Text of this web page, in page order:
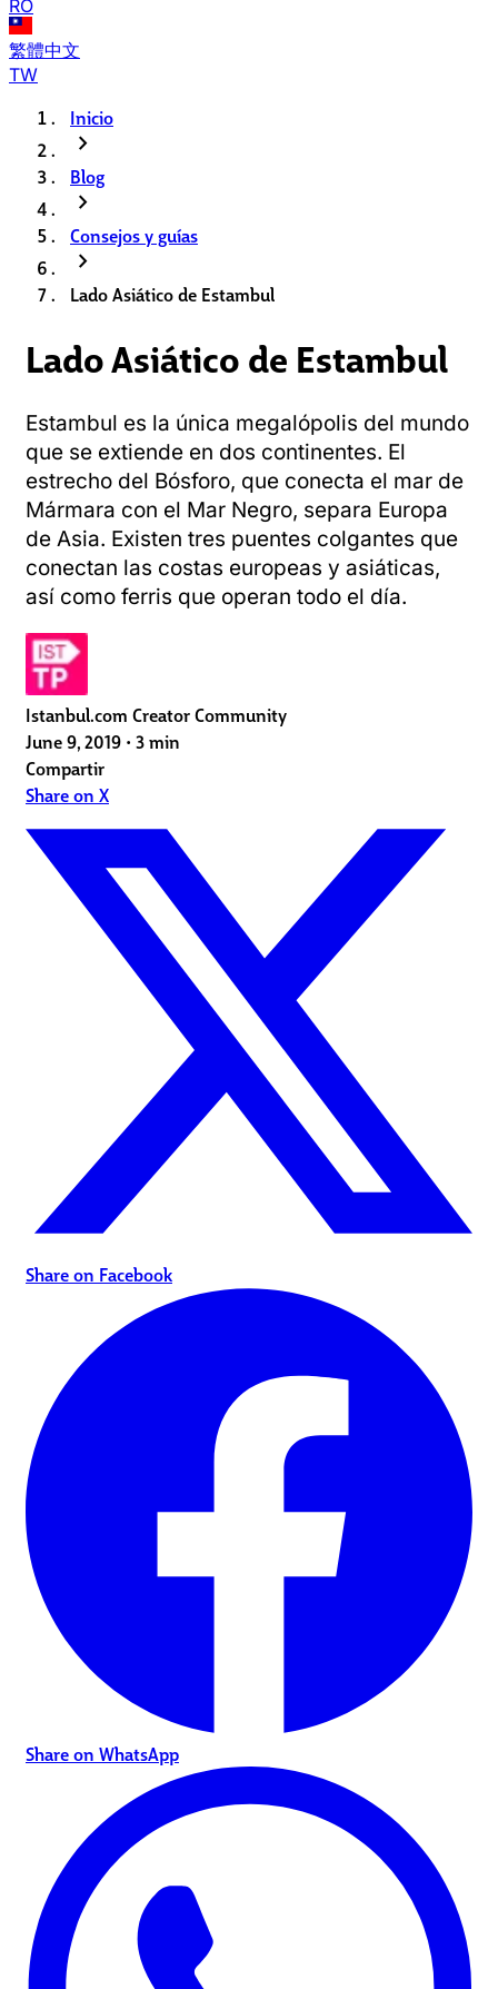
RO
繁體中文
TW
Inicio
chevron_right
Blog
chevron_right
Consejos y guías
chevron_right
Lado Asiático de Estambul
Lado Asiático de Estambul
Estambul es la única megalópolis del mundo
que se extiende en dos continentes. El
estrecho del Bósforo, que conecta el mar de
Mármara con el Mar Negro, separa Europa
de Asia. Existen tres puentes colgantes que
conectan las costas europeas y asiáticas,
así como ferris que operan todo el día.
Istanbul.com Creator Community
June 9, 2019 • 3 min
Compartir
Share on X
Share on Facebook
Share on WhatsApp